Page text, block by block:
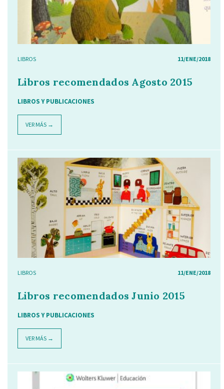
LIBROS 11/ENE/2018
Libros recomendados Agosto 2015
LIBROS Y PUBLICACIONES
VER MÁS →
LIBROS 11/ENE/2018
Libros recomendados Junio 2015
LIBROS Y PUBLICACIONES
VER MÁS →